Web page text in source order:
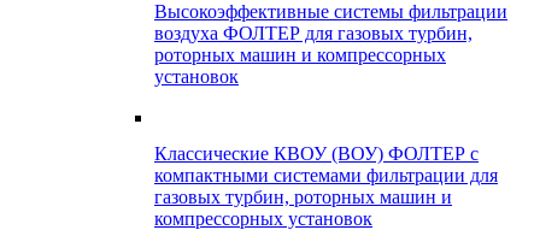
Высокоэффективные системы фильтрации
воздуха ФОЛТЕР для газовых турбин,
роторных машин и компрессорных
установок
Классические КВОУ (ВОУ) ФОЛТЕР с
компактными системами фильтрации для
газовых турбин, роторных машин и
компрессорных установок